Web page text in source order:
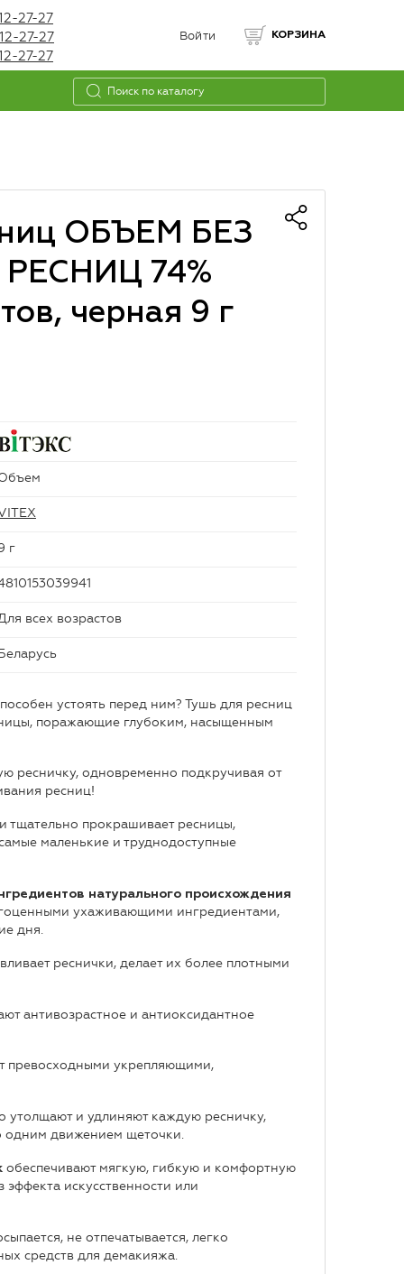
27-27
27-27
27-27
Войти КОРЗИНА
ОБЪЕМ БЕЗ
74%
черная 9 г
г
всех возрастов
устоять перед ним? Тушь для ресниц
поражающие глубоким, насыщенным
ресничку, одновременно подкручивая от
ресниц!
тщательно прокрашивает ресницы,
маленькие и труднодоступные
натурального происхождения
ухаживающими ингредиентами,
дня.
реснички, делает их более плотными
антивозрастное и антиоксидантное
превосходными укрепляющими,
и удлиняют каждую ресничку,
одним движением щеточки.
обеспечивают мягкую, гибкую и комфортную
эффекта искусственности или
не отпечатывается, легко
средств для демакияжа.